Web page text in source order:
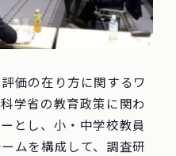
価の在り方に関するワ
学省の教育政策に関わ
とし、小・中学校教員
ムを構成して、調査研